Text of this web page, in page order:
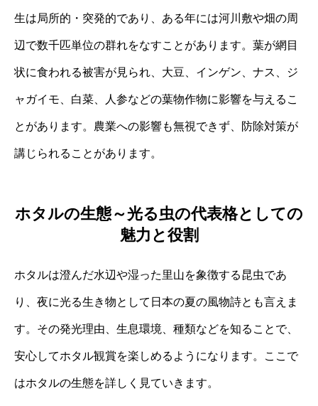
生は局所的・突発的であり、ある年には河川敷や畑の周
辺で数千匹単位の群れをなすことがあります。葉が網目
状に食われる被害が見られ、大豆、インゲン、ナス、ジ
ャガイモ、白菜、人参などの葉物作物に影響を与えるこ
とがあります。農業への影響も無視できず、防除対策が
講じられることがあります。
ホタルの生態～光る虫の代表格としての
魅力と役割
ホタルは澄んだ水辺や湿った里山を象徴する昆虫であ
り、夜に光る生き物として日本の夏の風物詩とも言えま
す。その発光理由、生息環境、種類などを知ることで、
安心してホタル観賞を楽しめるようになります。ここで
はホタルの生態を詳しく見ていきます。